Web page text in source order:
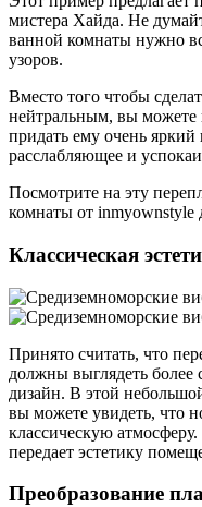
мистера Хайда. Не
ванной комнаты нужно
узоров.
Вместо того чтобы
нейтральным, вы
придать ему очень яркий
расслабляющее и
Посмотрите на эту
комнаты от inmyownstyle
Классическая
Принято считать, что
должны выглядеть более
дизайн. В этой
вы можете увидеть, что
классическую атмосферу.
передает эстетику
Преобразование